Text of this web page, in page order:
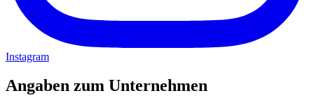
Instagram
Angaben zum Unternehmen